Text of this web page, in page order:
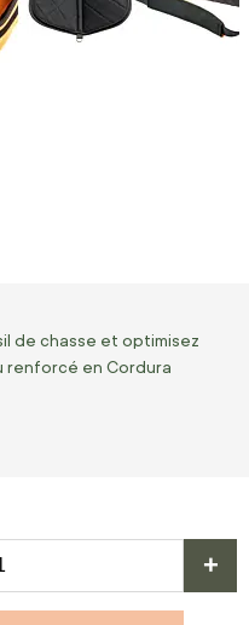
de chasse et optimisez
renforcé en Cordura
+